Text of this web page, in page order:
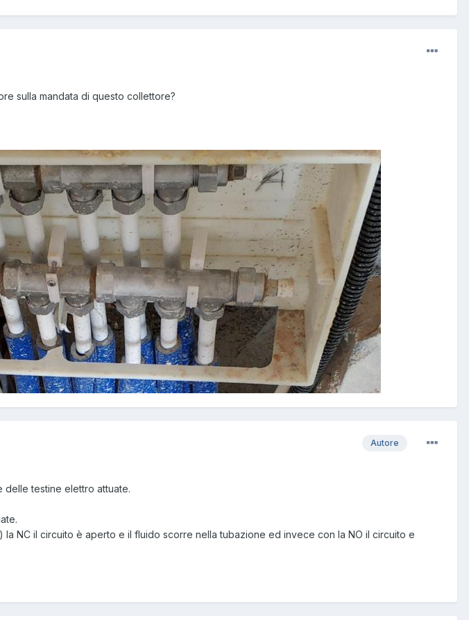
sulla mandata di questo collettore?
Autore
delle testine elettro attuate.
la NC il circuito è aperto e il fluido scorre nella tubazione ed invece con la NO il circuito e